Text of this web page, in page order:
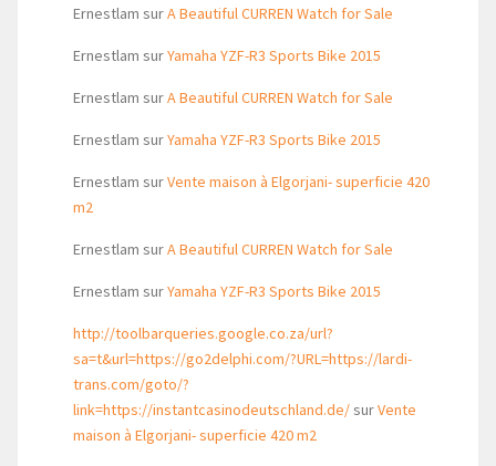
Ernestlam surA Beautiful CURREN Watch for Sale
Ernestlam surYamaha YZF-R3 Sports Bike 2015
Ernestlam surA Beautiful CURREN Watch for Sale
Ernestlam surYamaha YZF-R3 Sports Bike 2015
Ernestlam surVente maison à Elgorjani- superficie 420
m2
Ernestlam surA Beautiful CURREN Watch for Sale
Ernestlam surYamaha YZF-R3 Sports Bike 2015
http://toolbarqueries.google.co.za/url?
sa=t&url=https://go2delphi.com/?URL=https://lardi-
trans.com/goto/?
link=https://instantcasinodeutschland.de/surVente
maison à Elgorjani- superficie 420 m2